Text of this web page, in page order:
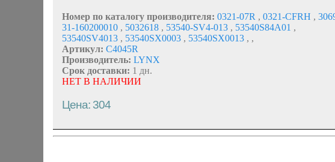
Номер по каталогу производителя: 0321-07R , 0321-CFRH ,
31-160200010 , 5032618 , 53540-SV4-013 , 53540S84A01 ,
53540SV4013 , 53540SX0003 , 53540SX0013 , ,
Артикул: C4045R
Производитель: LYNX
Срок доставки: 1 дн.
НЕТ В НАЛИЧИИ
Цена: 304